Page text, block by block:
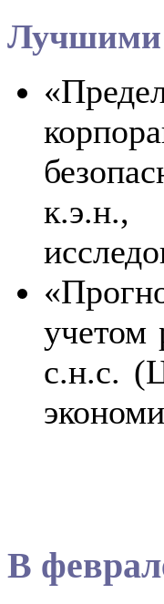
Лучшими
учетом
с.н.с.
В